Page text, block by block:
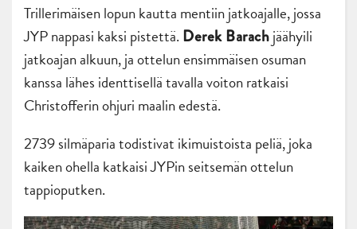
Trillerimäisen lopun kautta mentiin jatkoajalle, jossa
JYP nappasi kaksi pistettä. Derek Barachjäähyili
jatkoajan alkuun, ja ottelun ensimmäisen osuman
kanssa lähes identtisellä tavalla voiton ratkaisi
Christofferin ohjuri maalin edestä.
2739 silmäparia todistivat ikimuistoista peliä, joka
kaiken ohella katkaisi JYPin seitsemän ottelun
tappioputken.